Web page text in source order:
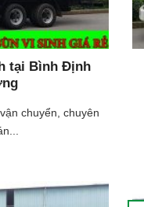
tại Bình Định
chuyển, chuyên